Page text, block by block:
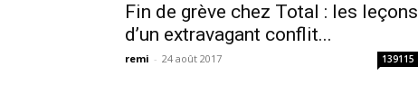
Fin de grève chez Total : les leçons
d’un extravagant conflit...
remi - 24 août 2017 139115